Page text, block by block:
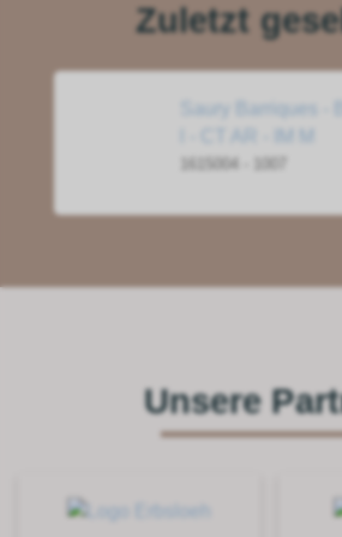
Zuletzt
Saury Barriques -
1615004 - 1007
Unsere